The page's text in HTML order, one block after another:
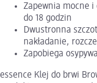
Zapewnia mocne i
do 18 godzin
Dwustronna
nakładanie,
Zapobiega
essence Klej do brwi